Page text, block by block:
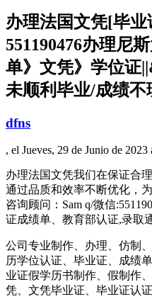
办理法国文凭[毕
551190476办理尼
单》文凭》学位证
未顺利毕业/成绩
dfns
, el Jueves, 29 de Junio de 2023
办理法国文凭我们在保证合
通过品质和效率不断优化，
咨询顾问：Sam q/微信
证成绩单、教育部认证,录取
公司专业制作、办理、仿制
历学位认证、毕业证、成绩
业证假学历书制作、假制作
凭、文凭毕业证、毕业证认